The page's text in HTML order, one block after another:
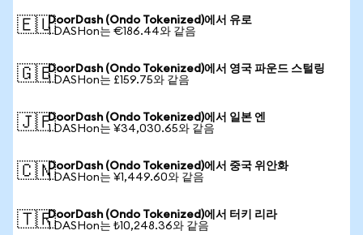
🇪🇺DoorDash (Ondo Tokenized)에서 유로
1 DASHon는 €186.44와 같음
🇬🇧DoorDash (Ondo Tokenized)에서 영국 파운드 스털링
1 DASHon는 £159.75와 같음
🇯🇵DoorDash (Ondo Tokenized)에서 일본 엔
1 DASHon는 ¥34,030.65와 같음
🇨🇳DoorDash (Ondo Tokenized)에서 중국 위안화
1 DASHon는 ¥1,449.60와 같음
🇹🇷DoorDash (Ondo Tokenized)에서 터키 리라
1 DASHon는 ₺10,248.36와 같음